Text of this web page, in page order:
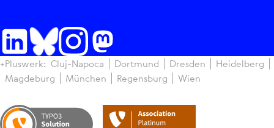
+Pluswerk: Cluj-Napoca Dortmund Dresden
Hei­del­berg
Magdeburg
München Regens­burg Wien